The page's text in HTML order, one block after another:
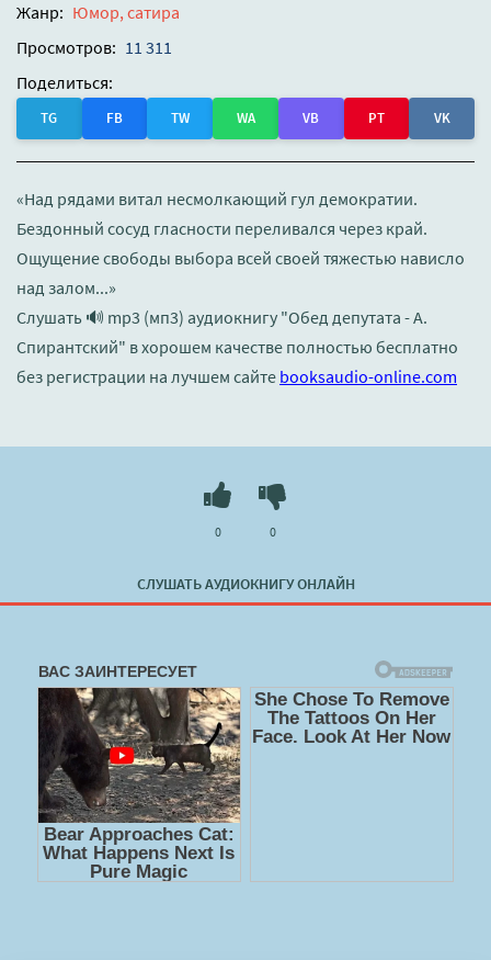
Жанр: Юмор, сатира
Просмотров: 11 311
Поделиться:
TG FB TW WA VB PT VK
«Над рядами витал несмолкающий гул демократии.
Бездонный сосуд гласности переливался через край.
Ощущение свободы выбора всей своей тяжестью нависло
над залом...»
Слушать 🔊 mp3 (мп3) аудиокнигу "Обед депутата - А.
Спирантский" в хорошем качестве полностью бесплатно
без регистрации на лучшем сайте booksaudio-online.com
СЛУШАТЬ АУДИОКНИГУ ОНЛАЙН
0 0